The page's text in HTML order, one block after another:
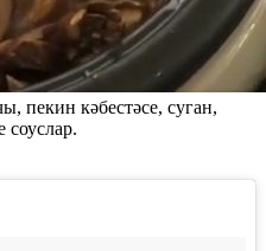
пекин кәбестәсе, суган,
соуслар.